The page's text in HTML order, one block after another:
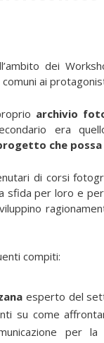
dei
ai
archivio
era
che
di corsi
sfida per loro e
compiti:
esperto del
su come
per